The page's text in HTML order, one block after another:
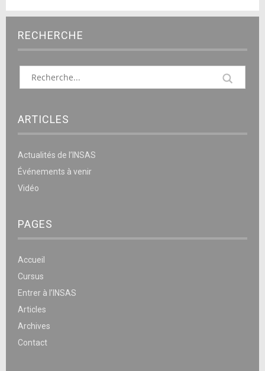
RECHERCHE
ARTICLES
Actualités de l’INSAS
Événements à venir
Vidéo
PAGES
Accueil
Cursus
Entrer à l’INSAS
Articles
Archives
Contact